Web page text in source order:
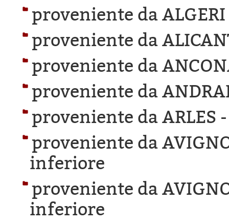
proveniente da
proveniente da
proveniente da
proveniente da
proveniente da ARLES
proveniente da
inferiore
proveniente da
inferiore